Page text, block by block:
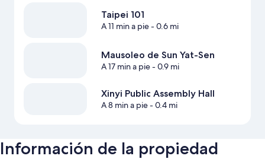
Taipei 101
A 11 min a pie- 0.6 mi
Mausoleo de Sun Yat-Sen
A 17 min a pie- 0.9 mi
Xinyi Public Assembly Hall
A 8 min a pie- 0.4 mi
Información de la propiedad